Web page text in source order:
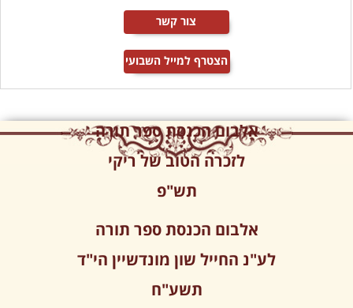
צור קשר
הצטרף למייל השבועי
אלבום הכנסת ספר תורה
לע"נ החייל שון מונדשיין הי"ד
תשע"ח
אלבום הכנסת ספר תורה
לזכרה הטוב של ריקי
תש"פ